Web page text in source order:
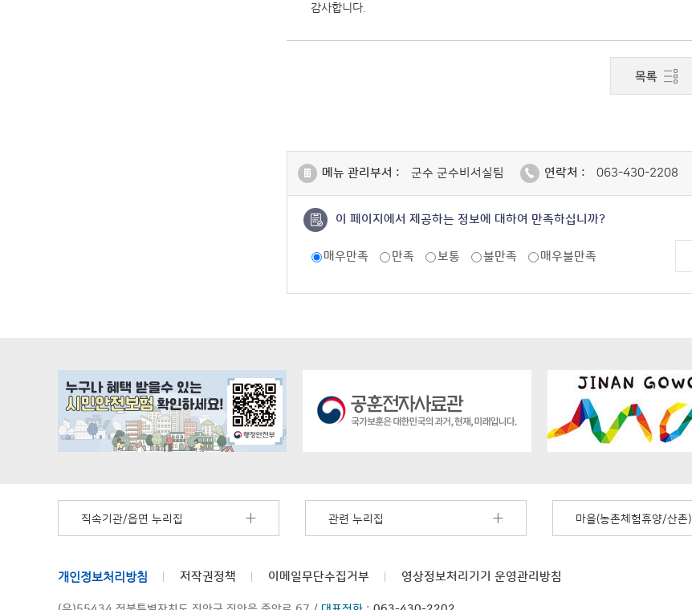
감사합니다.
메뉴 관리부서 : 군수 군수비서실팀 연락처 : 063-430-2208
이 페이지에서 제공하는 정보에 대하여 만족하십니까?
매우만족 만족 보통 불만족 매우불만족
직속기관/읍면 누리집 관련 누리집 마을(농촌체험휴양/산촌)
개인정보처리방침 저작권정책 이메일무단수집거부 영상정보처리기기 운영관리방침